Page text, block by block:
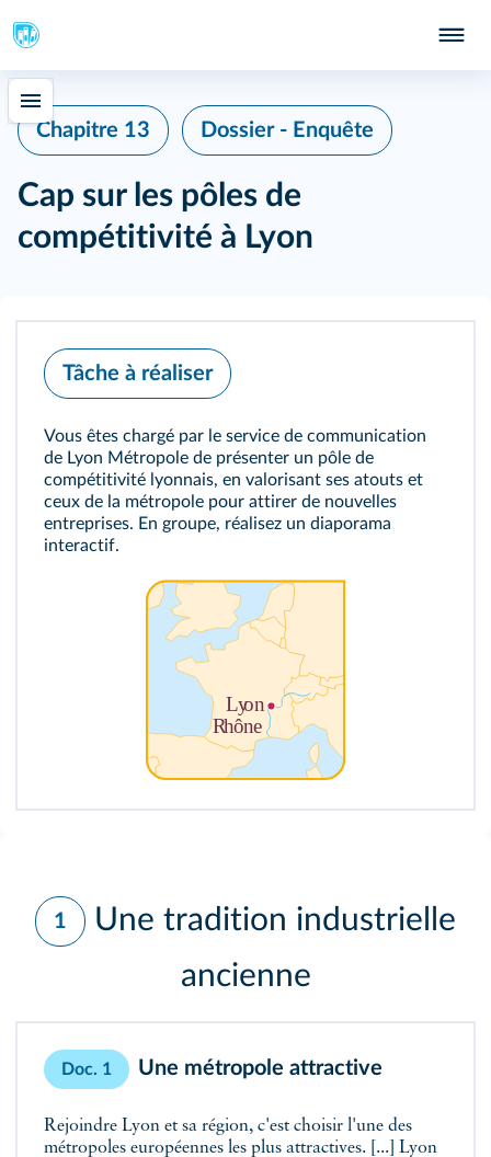
Chapitre 13 Dossier - Enquête
Cap sur les pôles de
compétitivité à Lyon
Tâche à réaliser
Vous êtes chargé par le service de communication
de Lyon Métropole de présenter un pôle de
compétitivité lyonnais, en valorisant ses atouts et
ceux de la métropole pour attirer de nouvelles
entreprises. En groupe, réalisez un diaporama
interactif.
1
Une tradition industrielle
ancienne
Doc. 1 Une métropole attractive
Rejoindre Lyon et sa région, c'est choisir l'une des
métropoles européennes les plus attractives. [...] Lyon